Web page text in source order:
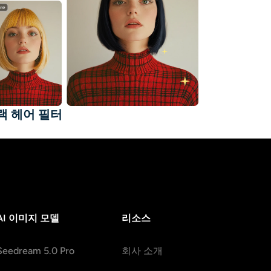
헤어 필터
이미지 모델
5.0 Pro
리소스
회사 소개